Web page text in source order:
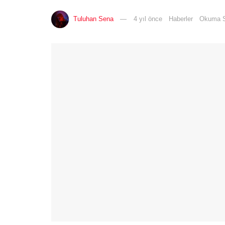
Tuluhan Sena 4 yıl önce Haberler Okuma